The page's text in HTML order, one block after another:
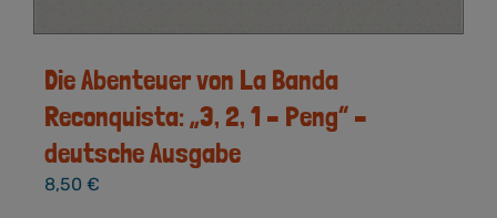
Die Abenteuer von La Banda
Reconquista: „3, 2, 1 – Peng“ –
deutsche Ausgabe
8,50 €